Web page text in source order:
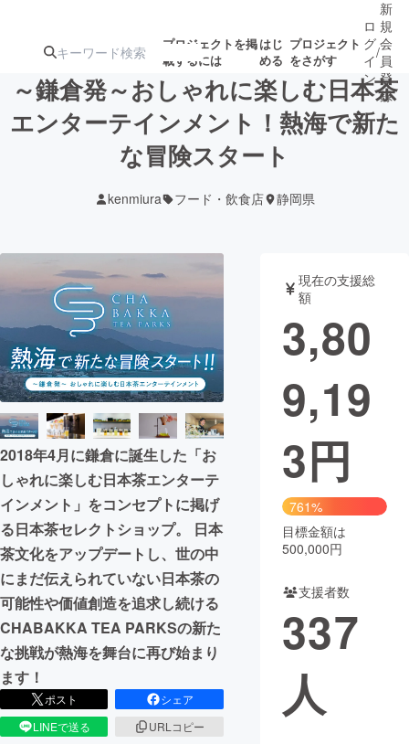
プロジェクトを掲
載するには
はじ
める
プロジェクト
をさがす
注目のリ 注目の新着プロ
ジェクト
募集終了が近いプ
テクノロジー・ガジェット
映像・映画 書籍・雑誌
ビジネス・起業 チャレンジ
まちづくり・地域活性化
CAMPFIRE for Social Good
CAMPFIRE Creation
CAMPFIREふるさと納税machi-ya コミュニティ
ロ
グ
イ
ン
/
新
規
会
員
登
録
～鎌倉発～おしゃれに楽しむ日本茶
エンターテインメント！熱海で新た
な冒険スタート
kenmiura フード・飲食店 静岡県
2018年4月に鎌倉に誕生した「お
しゃれに楽しむ日本茶エンターテ
インメント」をコンセプトに掲げ
る日本茶セレクトショップ。 日本
茶文化をアップデートし、世の中
にまだ伝えられていない日本茶の
可能性や価値創造を追求し続ける
CHABAKKA TEA PARKSの新た
な挑戦が熱海を舞台に再び始まり
ます！
ポスト
シェア
LINEで送る
URLコピー
現在の支援総
額
3,80
9,19
3円
761%
目標金額は
500,000円
支援者数
337
人